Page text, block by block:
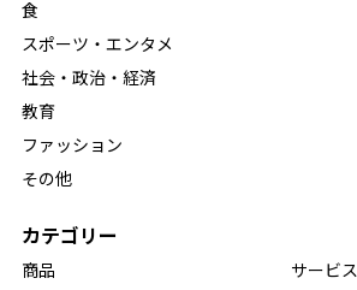
食
スポーツ・エンタメ
社会・政治・経済
教育
ファッション
その他
カテゴリー
商品
サービス